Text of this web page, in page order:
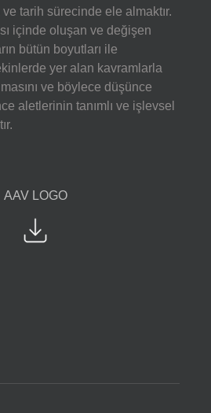
ve tarih sürecinde ele almaktır.
içinde oluşan ve değişen
bütün boyutları ile
yer alan kavramlarla
ve böylece düşünce
aletlerinin tanımlı ve işlevsel
AAV LOGO